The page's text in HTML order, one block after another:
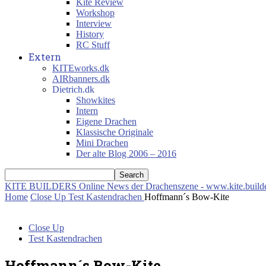
Kite Review
Workshop
Interview
History
RC Stuff
Extern
KITEworks.dk
AIRbanners.dk
Dietrich.dk
Showkites
Intern
Eigene Drachen
Klassische Originale
Mini Drachen
Der alte Blog 2006 – 2016
KITE BUILDERS Online News der Drachenszene -
Home Close Up Test Kastendrachen Hoffmann´s Bow-Kite
Close Up
Test Kastendrachen